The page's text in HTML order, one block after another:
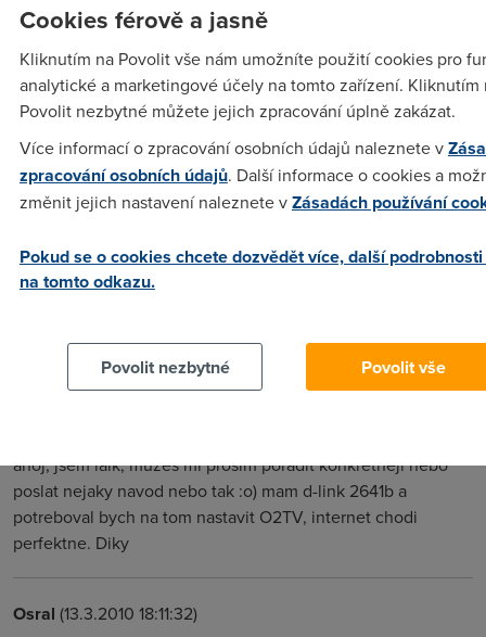
NADA(20.2.2010 00:58:55)
PROSIM MAM TEN SAMY PROBLEM NEVIM KDE MAM
ZAPNOUT TRIPLE PLAY
Osral (21.2.2010 22:07:23)
V menu modemu položka Advanced a v ní je polož Triple-
lepší se poohlédnout po takovém, který umí přiřadit virtuální
okruhy k jednotlivým eth portům O2 toto řeší vlastním
dělat neplechu na ústředně.
ahoj, jsem laik, muzes mi prosim poradit konkretneji nebo
poslat nejaky navod nebo tak :o) mam d-link 2641b a
potreboval bych na tom nastavit O2TV, internet chodi
perfektne. Diky
Osral (13.3.2010 18:11:32)
Cookies férově a jasně
Kliknutím na Povolit vše nám umožníte použití cookies pro
analytické a marketingové účely na tomto zařízení. Kliknutím
Povolit nezbytné můžete jejich zpracování úplně zakázat.
Více informací o zpracování osobních údajů naleznete v
zpracování osobních údajů. Další informace o cookies a
změnit jejich nastavení naleznete vZásadách používání
Pokud se o cookies chcete dozvědět více, další
na tomto odkazu.
Povolit nezbytné Povolit vše